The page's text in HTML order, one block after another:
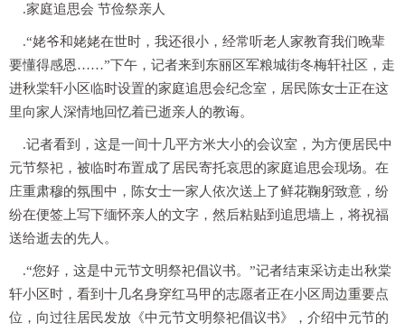
.家庭追思会 节俭祭亲人
.“姥爷和姥姥在世时，我还很小，经常听老人家教育我们晚辈
要懂得感恩……”下午，记者来到东丽区军粮城街冬梅轩社区，走
进秋棠轩小区临时设置的家庭追思会纪念室，居民陈女士正在这
里向家人深情地回忆着已逝亲人的教诲。
.记者看到，这是一间十几平方米大小的会议室，为方便居民中
元节祭祀，被临时布置成了居民寄托哀思的家庭追思会现场。在
庄重肃穆的氛围中，陈女士一家人依次送上了鲜花鞠躬致意，纷
纷在便签上写下缅怀亲人的文字，然后粘贴到追思墙上，将祝福
送给逝去的先人。
.“您好，这是中元节文明祭祀倡议书。”记者结束采访走出秋棠
轩小区时，看到十几名身穿红马甲的志愿者正在小区周边重要点
位，向过往居民发放《中元节文明祭祀倡议书》，介绍中元节的